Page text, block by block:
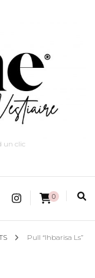
un clic
0
Pull “Ihbarisa Ls”